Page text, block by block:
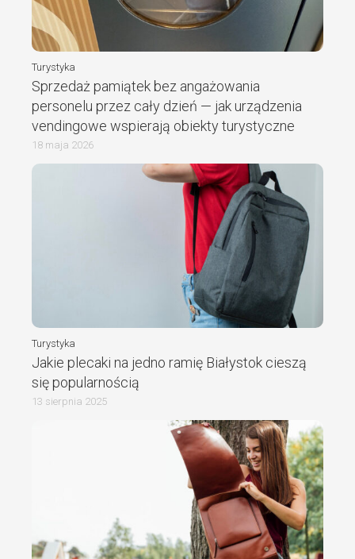
Turystyka
Sprzedaż pamiątek bez angażowania
personelu przez cały dzień — jak urządzenia
vendingowe wspierają obiekty turystyczne
18 maja 2026
Turystyka
Jakie plecaki na jedno ramię Białystok cieszą
się popularnością
13 sierpnia 2025